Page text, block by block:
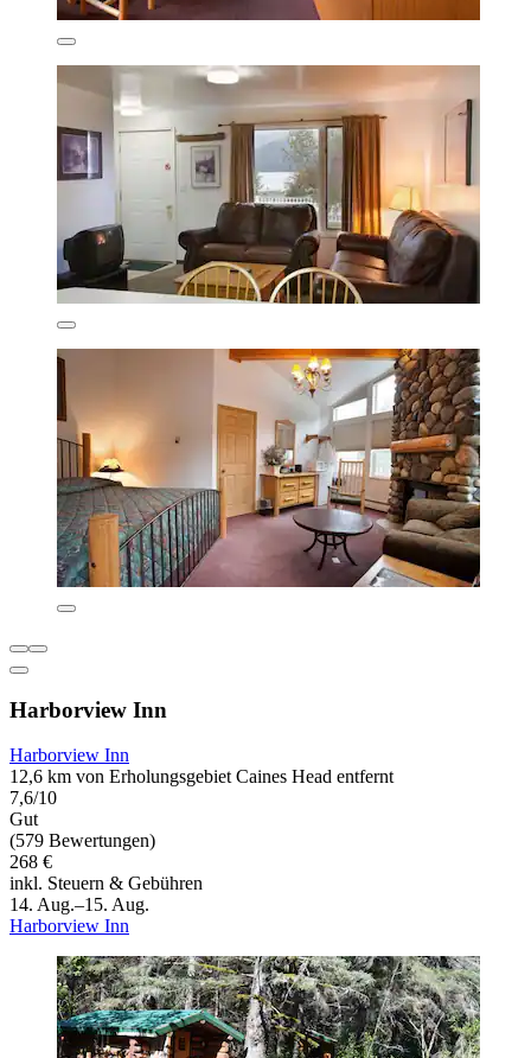
Harborview Inn
Harborview Inn
12,6 km von Erholungsgebiet Caines Head entfernt
7,6/10
Gut
(579 Bewertungen)
268 €
inkl. Steuern & Gebühren
14. Aug.–15. Aug.
Harborview Inn